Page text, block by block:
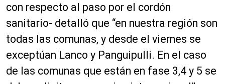
con respecto al paso por el cordón
sanitario- detalló que “en nuestra región son
todas las comunas, y desde el viernes se
exceptúan Lanco y Panguipulli. En el caso
de las comunas que están en fase 3,4 y 5 se